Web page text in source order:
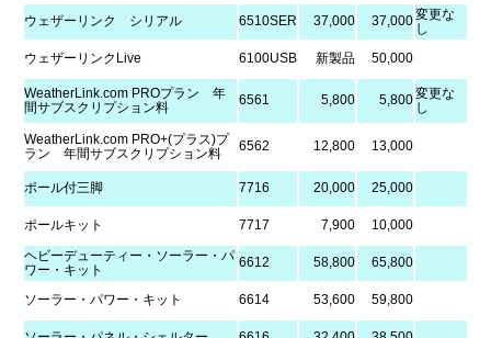
ウェザーリンク シリアル
6510SER 37,000 37,000変更な
し
ウェザーリンクLive
6100USB 新製品 50,000
WeatherLink.com PROプラン 年
間サブスクリプション料
6561 5,800 5,800変更な
し
WeatherLink.com PRO+(プラス)プ
ラン 年間サブスクリプション料
6562 12,800 13,000
ポール付三脚 7716 20,000 25,000
ポールキット 7717 7,900
10,000
ヘビーデューティー・ソーラー・パ
ワー・キット
6612 58,800 65,800
ソーラー・パワー・キット 6614 53,600 59,800